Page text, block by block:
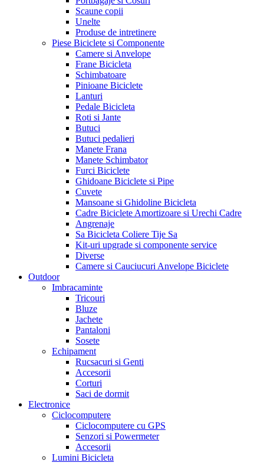
Scaune copii
Unelte
Produse de intretinere
Piese Biciclete si Componente
Camere si Anvelope
Frane Bicicleta
Schimbatoare
Pinioane Biciclete
Lanturi
Pedale Bicicleta
Roti si Jante
Butuci
Butuci pedalieri
Manete Frana
Manete Schimbator
Furci Biciclete
Ghidoane Biciclete si Pipe
Cuvete
Mansoane si Ghidoline Bicicleta
Cadre Biciclete Amortizoare si Urechi Cadre
Angrenaje
Sa Bicicleta Coliere Tije Sa
Kit-uri upgrade si componente service
Diverse
Camere si Cauciucuri Anvelope Biciclete
Outdoor
Imbracaminte
Tricouri
Bluze
Jachete
Pantaloni
Sosete
Echipament
Rucsacuri si Genti
Accesorii
Corturi
Saci de dormit
Electronice
Ciclocomputere
Ciclocomputere cu GPS
Senzori si Powermeter
Accesorii
Lumini Bicicleta